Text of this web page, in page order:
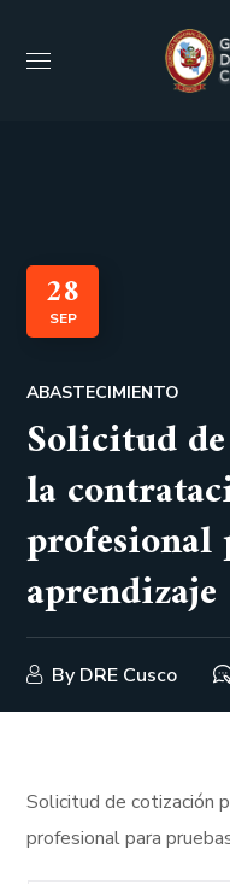
28
SEP
ABASTECIMIENTO
Solicitud
la
profesional
aprendizaje
By DRE Cusco
Solicitud de cotización
profesional para